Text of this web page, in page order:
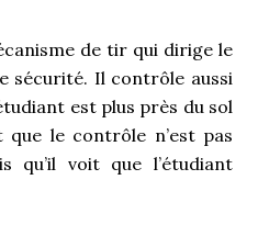
de tir qui dirige le
sécurité. Il contrôle aussi
est plus près du sol
le contrôle n’est pas
qu’il voit que l’étudiant